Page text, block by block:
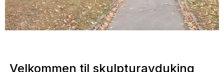
Velkommen til skulpturavduking